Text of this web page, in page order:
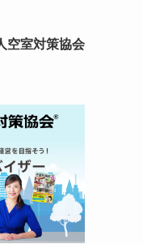
空室対策協会